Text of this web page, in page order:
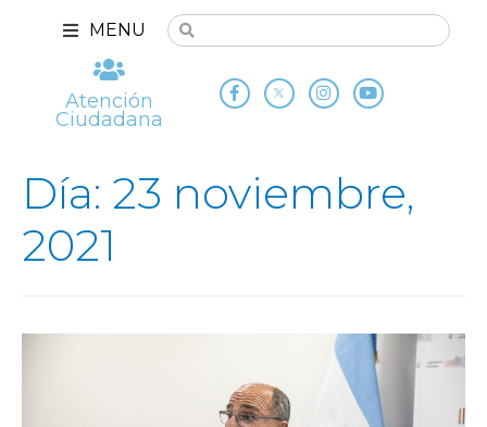
MENU
Atención
Ciudadana
Día: 23 noviembre,
2021